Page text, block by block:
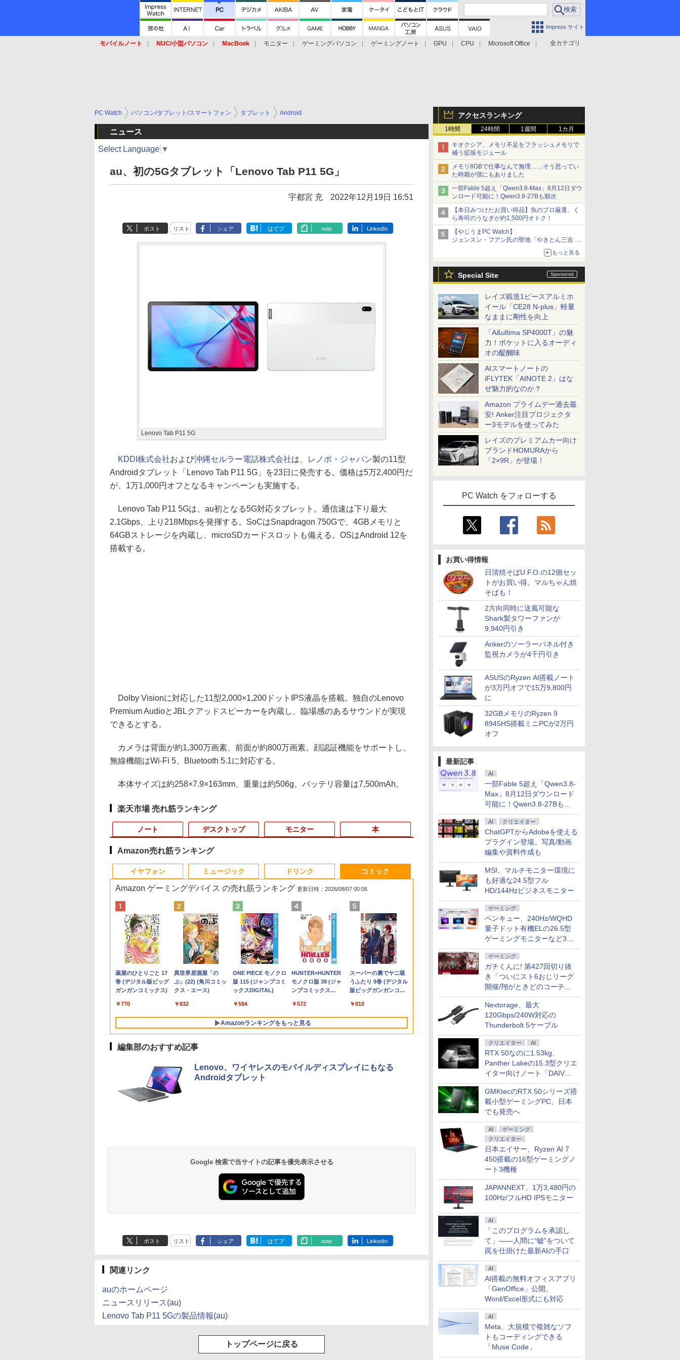
Impress サイト
全カテゴリ
モバイルノート NUC/小型パソコン MacBook モニター ゲーミングパソコン ゲーミングノート GPU CPU
Microsoft Office
アクセスランキング
1時間 24時間 1週間 1カ月
キオクシア、メモリ不足をフラッシュメモリで
補う拡張モジュール
メモリ8GBで仕事なんて無理……そう思ってい
た時期が僕にもありました
一部Fable 5超え「Qwen3.8-Max」8月12日ダウ
ンロード可能に！Qwen3.8-27Bも順次
【本日みつけたお買い得品】魚のプロ厳選、く
ら寿司のうなぎが約1,500円オトク！
【やじうまPC Watch】
ジェンスン・フアン氏の聖地「やきとん三吉 神
田北口店」で「ご来店記念コース」を娘と堪能
～コース名を変更したのはNVIDIAに怒られたか
もっと見る
Special Site
レイズ鍛造1ピースアルミホ
イール「CE28 N-plus」軽量
なままに剛性を向上
「A&ultima SP4000T」の魅
力！ポケットに入るオーディ
オの醍醐味
AIスマートノートの
iFLYTEK「AINOTE 2」はな
ぜ魅力的なのか？
Amazon プライムデー過去最
安! Anker注目プロジェクタ
ー3モデルを使ってみた
レイズのプレミアムカー向け
ブランドHOMURAから
「2×9R」が登場！
PC Watch をフォローする
お買い得情報
日清焼そばU.F.O.の12個セッ
トがお買い得。マルちゃん焼
そばも！
2方向同時に送風可能な
Shark製タワーファンが
9,940円引き
Ankerのソーラーパネル付き
監視カメラが4千円引き
ASUSのRyzen AI搭載ノート
が3万円オフで15万9,800円
に
32GBメモリのRyzen 9
8945HS搭載ミニPCが2万円
オフ
最新記事
AI
一部Fable 5超え「Qwen3.8-
Max」8月12日ダウンロード
可能に！Qwen3.8-27Bも順
次
AI クリエイター
ChatGPTからAdobeを使える
プラグイン登場。写真/動画
編集や資料作成も
MSI、マルチモニター環境に
も好適な24.5型フル
HD/144Hzビジネスモニター
ゲーミング
ベンキュー、240Hz/WQHD
量子ドット有機ELの26.5型
ゲーミングモニターなど3機
種
ゲーミング
ガチくんに! 第427回切り抜
き「ついにスト6おじリーグ
開催/翔がときどのコーチ就
任など」
Nextorage、最大
120Gbps/240W対応の
Thunderbolt 5ケーブル
クリエイター AI
RTX 50なのに1.53kg、
Panther Lakeの15.3型クリエ
イター向けノート「DAIV
Z5」
GMKtecのRTX 50シリーズ搭
載小型ゲーミングPC、日本
でも発売へ
AI
ゲーミング
クリエイター
日本エイサー、Ryzen AI 7
450搭載の16型ゲーミングノ
ート3機種
JAPANNEXT、1万3,480円の
100Hz/フルHD IPSモニター
AI
「このプログラムを承認し
て」――人間に“嘘”をついて
罠を仕掛けた最新AIの手口
AI
AI搭載の無料オフィスアプリ
「GenOffice」公開。
Word/Excel形式にも対応
AI
Meta、大規模で複雑なソフ
トもコーディングできる
「Muse Code」
PC Watch パソコン/タブレット/スマートフォン タブレット Android
ニュース
Select Language ▼
au、初の5Gタブレット「Lenovo Tab P11 5G」
宇都宮 充 2022年12月19日 16:51
ポスト リスト シェア はてブ note LinkedIn
Lenovo Tab P11 5G
KDDI株式会社および沖縄セルラー電話株式会社は、 レノボ・ジャパン製の11型
Androidタブレット「Lenovo Tab P11 5G」を23日に発売する。価格は5万2,400円だ
が、1万1,000円オフとなるキャンペーンも実施する。
Lenovo Tab P11 5Gは、au初となる5G対応タブレット。通信速は下り最大
2.1Gbps、上り218Mbpsを発揮する。SoCはSnapdragon 750Gで、4GBメモリと
64GBストレージを内蔵し、microSDカードスロットも備える。OSはAndroid 12を
搭載する。
Dolby Visionに対応した11型2,000×1,200ドットIPS液晶を搭載。独自のLenovo
Premium AudioとJBLクアッドスピーカーを内蔵し、臨場感のあるサウンドが実現
できるとする。
カメラは背面が約1,300万画素、前面が約800万画素。顔認証機能をサポートし、
無線機能はWi-Fi 5、Bluetooth 5.1に対応する。
本体サイズは約258×7.9×163mm、重量は約506g。バッテリ容量は7,500mAh。
楽天市場 売れ筋ランキング
ノート
1
リサイクルインク 互換イン
ク インクカートリッジ ジッ
ト(JIT)JIT-C361CXL [キヤノ
ン用 BC-361XL 3色カラー
（大容量）] インクタイプ：
カートリッジ 日本製 【キャ
ンセル不可・北海道沖縄離島
配送不可】 -お取り寄せ-
4530966711642-ds
￥1,980
2
【1500円OFFクーポン】
【テンキー+DVDドライブ
+カメラ】ノートパソコン
15.6インチ SSD256GB メモ
リ8GB Core i5 第10世代
Microsoft Office付き
Windows11 DELL Vostro
3590 中古ノートパソコン PC
パソコン 中古ノートPC 中古
古パソコン デル
￥34,800
3
FUJITSU LIFEBOOK S937
Core i5 20GB 新品
SSD960GB スーパーマルチ
無線LAN フルHD
Office 13.3インチ 中古パソ
コン ノートパソコン
Notebook 【中古】
￥58,800
4
【短納期】ノートパソコン
新品 Office付き 可能
Lenovo IdeaPad Slim 3 Gen
10 14.0インチ WUXGA IPS
液晶 AMD Ryzen 5 7535HS
メモリ 16GB SSD 512GB
Windows11 Microsoft
Office 2024搭載可 1年 3年
保証 選択可【NortonP】
￥134,800
ク インクカートリッジ ジッ
ト(JIT)JIT-C361CXL [キヤノ
ン用 BC-361XL 3色カラー
（大容量）] インクタイプ：
カートリッジ 日本製 【キャ
ンセル不可・北海道沖縄離島
2
【1500円OFFクーポン】
【テンキー+DVDドライブ
+カメラ】ノートパソコン
15.6インチ SSD256GB メモ
リ8GB Core i5 第10世代
Microsoft Office付き
Windows11 DELL Vostro
パソコン 中古ノートPC 中古
PC SSD1TB メモリ16GB 中
古パソコン デル
￥34,800
3
Core i5 20GB 新品
Windows10 64bit WPS
Office 13.3インチ 中古パソ
コン ノートパソコン
￥58,800
デスクトップ
1
ポイント10倍 中古パソ
コン デスクトップパソ
コン Windows
11【Office付】
【Windows 11 Pro
64Bit搭載】DELL
Optiplexシリーズ
Core i5搭載/4G/新品
SSD 120GB/DVD-
￥24,800
2
【エントリーでポイン
ト100％還元のチャン
ス】GMKtec ミニpc
G3 Pro Intel Core i3
10110U 16GB DDR4
64GBまで増設 512GB
SSD M.2 2242 最大8TB
Windows11 Pro mini
pc 4.1GHz WIFI6
応 ミニパソコン 2画面
高性能 みにpc nucbox
PC
￥66,248
3
[VETESA正規販売店]
デスクトップパソコン
PC 一体型 新品
Windows11 27型 Core
メモリ16GB
SSD512GB 初期設定済
ホワイト ブラック
￥69,800
4
GMKtec GMK-K8
PLUS-32/1T-
W11Pro(8845HS)
デスクトップPC
Ryzen7 5700G メモリ
16GB SSD1TB B550
グラボなし
￥148,700
モニター
1
中古モニター | 液晶ディスプレイ | I-O
DATA | LCD-AH241EDB-B-B | 23.8型
ワイドTFT 1920×1080(フルHD) | LED
バックライト | スピーカー内蔵 2系統
入力(VGA・HDMI) | VGAケーブル・電
源ケーブル付属【30日保証】
￥6,280
2
Acer モニター 23.8インチ フルHD 非
光沢 IPS 120Hz 1ms(VRB) sRGB 99%
AdaptiveSync HDMI 1.4 ミニD-Sub
15ピン スピーカー・ヘッドフォン端子
音声入力端子 VESAマウント対応 ゼロ
フレームデザイン EK241YGbmix
￥12,980
3
GIGASTONE 27インチ 100Hzモニタ
ー ディスプレイ PCモニター VESA モ
ニタ ノングレア フルHD ブルーライト
軽減 IPSパネル 178度 広角 高解像度目
に優しいフリッカーフリー フレームレ
ス (PS5確認済み/HDMI/VGA/スピーカ
ー付/3年保証) ギガストーン
￥17,980
中古モニター | 液晶ディスプレイ | I-O
DATA | LCD-AH241EDB-B-B | 23.8型
ワイドTFT 1920×1080(フルHD) | LED
バックライト | スピーカー内蔵 2系統
入力(VGA・HDMI) | VGAケーブル・電
源ケーブル付属【30日保証】
2
Acer モニター 23.8インチ フルHD 非
光沢 IPS 120Hz 1ms(VRB) sRGB 99%
AdaptiveSync HDMI 1.4 ミニD-Sub
15ピン スピーカー・ヘッドフォン端子
音声入力端子 VESAマウント対応 ゼロ
フレームデザイン EK241YGbmix
￥12,980
本
1
【予約商品】2027年度
カレンダー ミニミニ日
めくり 米津祐介 C-
1776-YZ グリーティン
グライフ 大人 かわいい
インテリア イラスト 令
和9年 おしゃれ イラス
ト ミニサイズ 手のひら
サイズ
￥2,200
2
ハヤブサ消防団 森へ
つづく道 【電子書籍】
[ 池井戸潤 ]
￥2,200
3
送料無料【中古】ガラ
スの仮面 1〜49巻 まで
の全巻セット 花とゆめ
コミックス 美内すずえ
ク）
￥7,838
4
永遠の記憶 [ 東野 圭吾
￥2,310
片田舎のおっさん、剣
聖になる 11 〜ただ
の田舎の剣術師範だっ
たのに、大成した弟子
たちが俺を放ってくれ
ない件〜 【電子書籍】
[ 佐賀崎しげる ]
￥1,430
籍】[ 渡 真仁 ]
異世界居酒屋「のぶ」
(22) 【電子書籍】[ 蝉
川 夏哉 ]
￥924
8
異世界領地改革〜土魔
法で始める公共事業〜
袋三郎（一二三書房
刊） ]
￥770
Amazon売れ筋ランキング
イヤフォン
Anker Soundcore
P40i オフホワイト
Anker Soundcore
P31i ブラック
￥5,990
Anker Soundcore
Liberty 5 アプリコッ
トピンク
￥-
【2026年アップグレ
ード版】AOKIMI ワ
イヤレスイヤホン
V12 小型軽量 ブルー
トゥースHi-Fi 最大
36時間再生 ぶるーと
ゅーす コードレス
ク付き 防水 タッチ式
￥1,964
Xiaomi シャオミ
REDMI Buds 8 Lite ワ
イヤレスイヤホン
キャンセリング ANC
36時間再生
￥2,980
ミュージック
BRUCE WAYNE feat.
Flo Milli, ATL Jacob
[Explicit]
￥250
BRUCE WAYNE feat.
Flo Milli, ATL Jacob
[Explicit]
￥250
On My Road
(Stadium ver.)
￥250
On My Road
(Stadium ver.)
￥250
BUGS LIFE
￥250
ドリンク
【Amazon.co.jp限
定】 い・ろ・は・す
2L PET ラベルレス
￥1,112
by Amazon 天然水
ラベルレス 500ml
×24本 富士山の天然
ミネラルウォーター
ペットボトル 静岡県
産 500ミリリットル
(Smart Basic)
￥1,380
by Amazon 炭酸水
ラベルレス 500ml
×24本 強炭酸水 ペッ
ットル (Smart
Basic)
￥1,625
by Amazon 天然水
ラベルレス 2L×9本
￥1,117
コカ・コーラ やかんの
麦茶 from 爽健美茶 ラ
ベルレス
￥2,009
コミック
Amazon ゲーミングデバイス の売れ筋ランキング 更新日時：2026/08/07 00:06
薬屋のひとりごと 17
巻 (デジタル版ビッグ
ガンガンコミックス)
￥770
異世界居酒屋「の
ぶ」(22) (角川コミッ
クス・エース)
￥832
ONE PIECE モノクロ
版 115 (ジャンプコミ
ックスDIGITAL)
￥594
HUNTER×HUNTER
モノクロ版 39 (ジャ
ンプコミックス
￥572
スーパーの裏でヤニ吸
うふたり 9巻 (デジタル
版ビッグガンガンコミ
￥810
Amazonランキングをもっと見る
編集部のおすすめ記事
Lenovo、ワイヤレスのモバイルディスプレイにもなる
Androidタブレット
Google 検索で当サイトの記事を優先表示させる
ポスト リスト シェア はてブ note LinkedIn
関連リンク
auのホームページ
ニュースリリース(au)
Lenovo Tab P11 5Gの製品情報(au)
トップページに戻る